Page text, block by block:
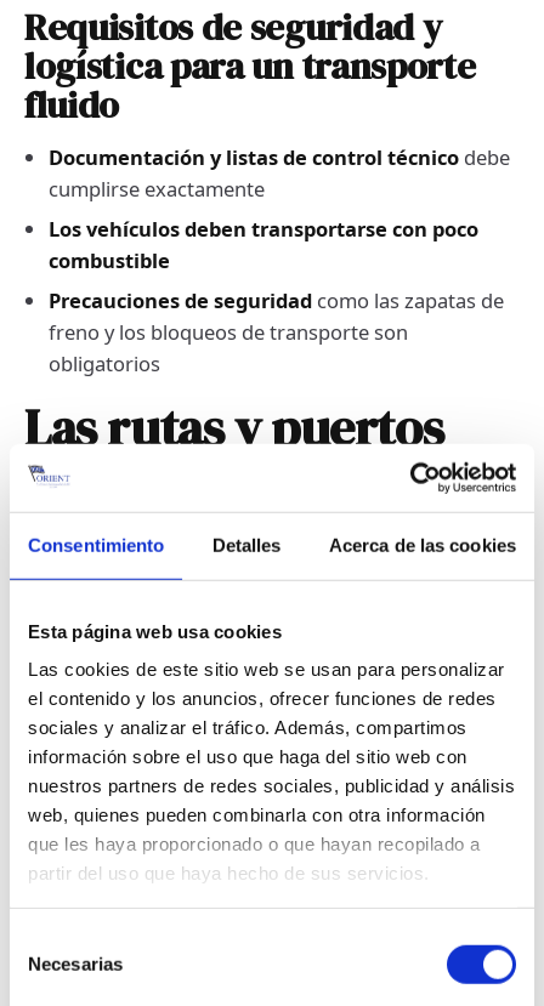
Consentimiento Detalles Acerca de las cookies
Esta página web usa cookies
Las cookies de este sitio web se usan para personalizar
el contenido y los anuncios, ofrecer funciones de redes
sociales y analizar el tráfico. Además, compartimos
información sobre el uso que haga del sitio web con
nuestros partners de redes sociales, publicidad y análisis
web, quienes pueden combinarla con otra información
que les haya proporcionado o que hayan recopilado a
partir del uso que haya hecho de sus servicios.
Necesarias
Requisitos de seguridad y
logística para un transporte
fluido
Documentación y listas de control técnico debe
cumplirse exactamente
Los vehículos deben transportarse con poco
combustible
Precauciones de seguridad como las zapatas de
freno y los bloqueos de transporte son
obligatorios
Las rutas y puertos
RoRo más
importantes de
Sudamérica
Importantes puertos de salida
en Europa y sus ventajas
Bremerhaven (Alemania):Gran puerto de
transbordo de vehículos
Zeebrugge (Bélgica):Conexiones rápidas con la
región atlántica
Southampton (Reino Unido):Importante puerto